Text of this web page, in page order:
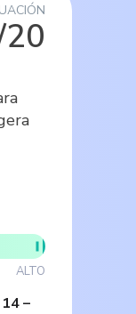
ALTO
14–